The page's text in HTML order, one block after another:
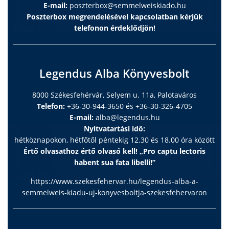
E-mail: poszterbox@semmelweiskiado.hu
Poszterbox megrendelésével kapcsolatban kérjük
telefonon érdeklődjön!
Legendus Alba Könyvesbolt
8000 Székesfehérvár, Selyem u. 11a, Palotaváros
Telefon: +36-30-944-3650 és +36-30-326-4705
E-mail: alba@legendus.hu
Nyitvatartási idő:
hétköznapokon, hétfőtől péntekig 12.30 és 18.00 óra között
Értő olvasathoz értő olvasó kell! „Pro captu lectoris
habent sua fata libelli!”
https://www.szekesfehervar.hu/legendus-alba-a-
semmelweis-kiadu-uj-konyvesboltja-szekesfehervaron